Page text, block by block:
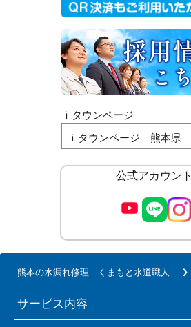
ｉタウンページ
ｉタウンページ 熊本県
公式アカウント
熊本の水漏れ修理 くまもと水道職人
サービス内容